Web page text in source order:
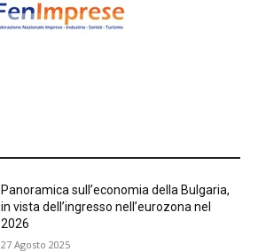
Panoramica sull’economia della Bulgaria,
in vista dell’ingresso nell’eurozona nel
2026
27 Agosto 2025